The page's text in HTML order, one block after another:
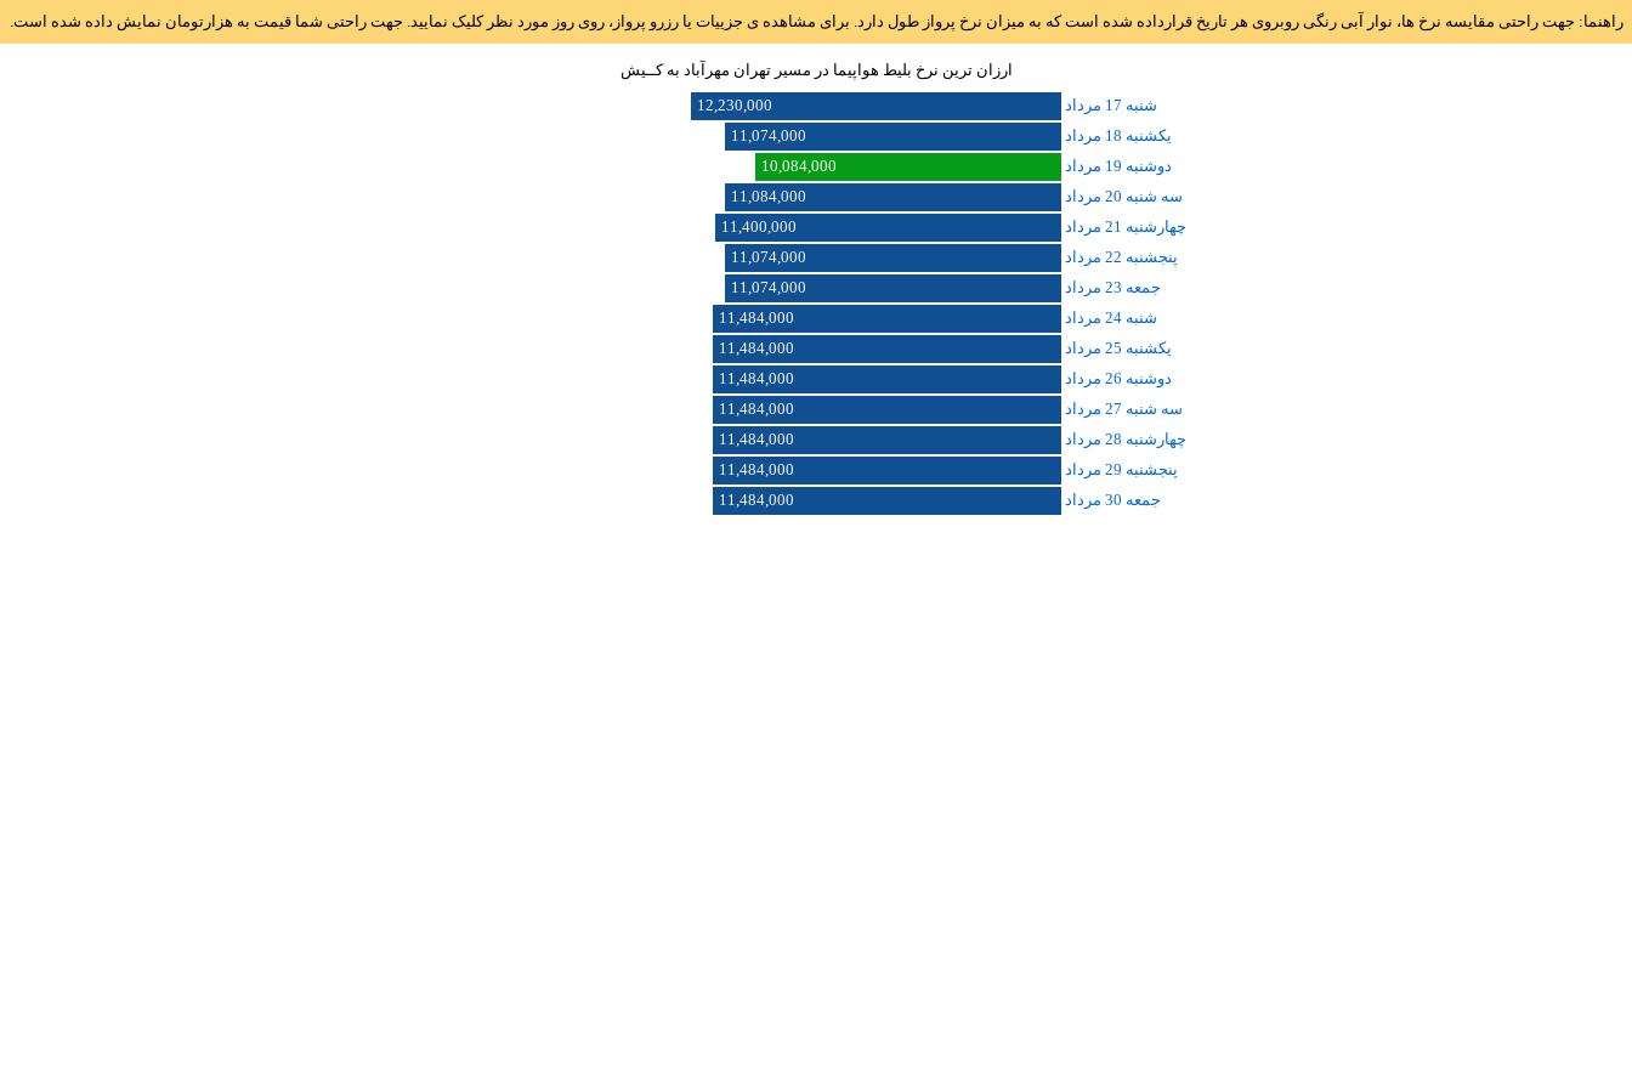
راهنما: جهت راحتی مقایسه نرخ ها، نوار آبی رنگی روبروی هر تاریخ قرارداده شده است که به میزان نرخ پرواز طول دارد. برای مشاهده ی جزییات یا رزرو پرواز، روی روز مورد نظر کلیک نمایید. جهت راحتی شما قیمت به هزارتومان نمایش داده شده است.
ارزان ترین نرخ بلیط هواپیما در مسیر تهران مهرآباد به کــيش
شنبه 17 مرداد
12,230,000
يکشنبه 18 مرداد
11,074,000
دوشنبه 19 مرداد
10,084,000
سه شنبه 20 مرداد
11,084,000
چهارشنبه 21 مرداد
11,400,000
پنجشنبه 22 مرداد
11,074,000
جمعه 23 مرداد
11,074,000
شنبه 24 مرداد
11,484,000
يکشنبه 25 مرداد
11,484,000
دوشنبه 26 مرداد
11,484,000
سه شنبه 27 مرداد
11,484,000
چهارشنبه 28 مرداد
11,484,000
پنجشنبه 29 مرداد
11,484,000
جمعه 30 مرداد
11,484,000